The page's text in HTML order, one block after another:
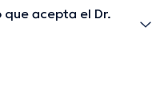
que acepta el Dr.